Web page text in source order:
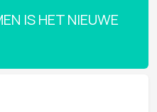
IS HET NIEUWE